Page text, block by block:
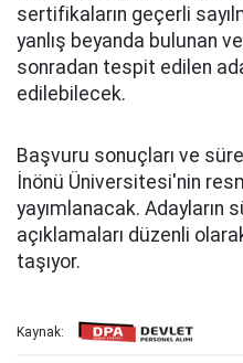
sertifikaların geçerli
yanlış beyanda bulunan
sonradan tespit edilen
edilebilecek.
Başvuru sonuçları ve
İnönü Üniversitesi'nin
yayımlanacak. Adayların
açıklamaları düzenli
taşıyor.
Kaynak: